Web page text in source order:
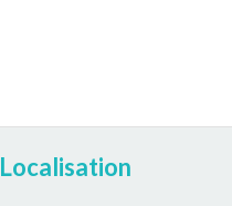
Localisation